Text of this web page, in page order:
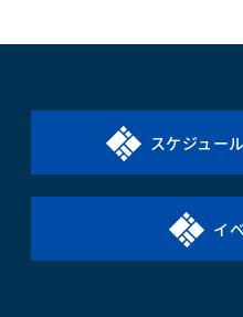
スケジュー
イ